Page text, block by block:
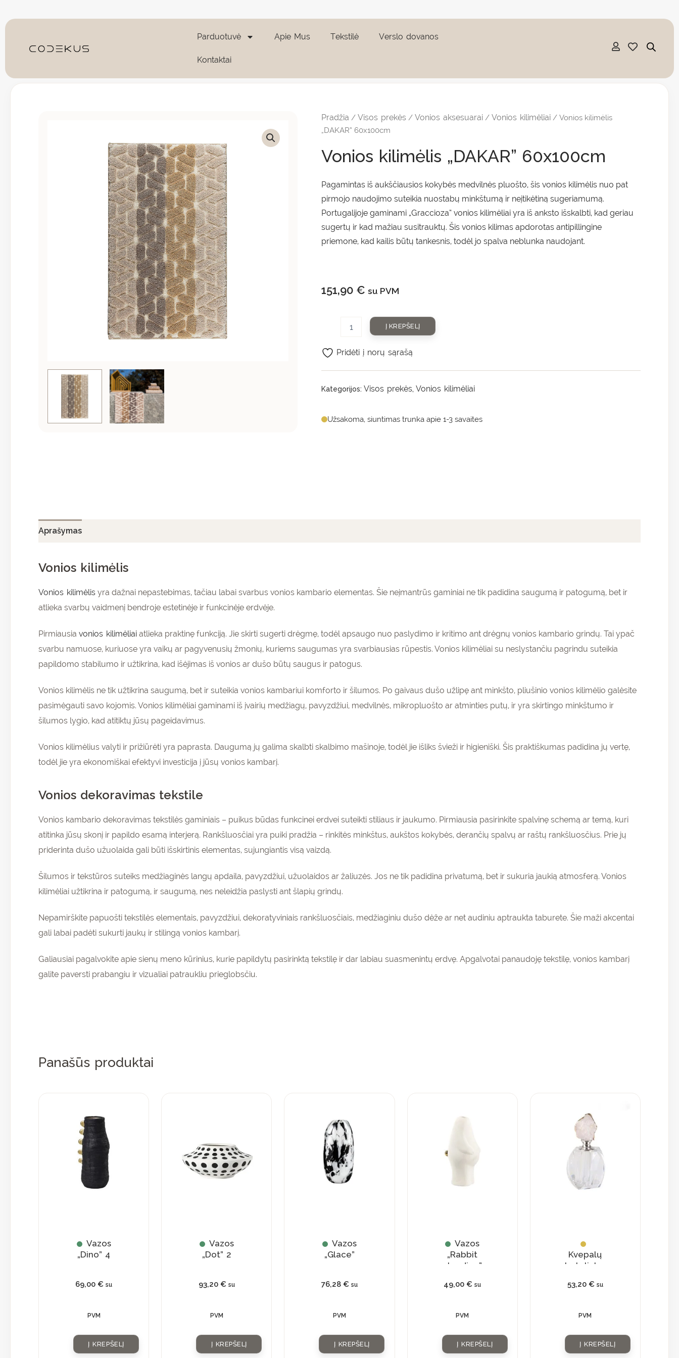
prie
Parduotuvė Apie Mus Tekstilė Verslo dovanos
Kontaktai
Pradžia /Visos prekės /Vonios aksesuarai /Vonios kilimėliai / Vonios kilimėlis
„DAKAR” 60x100cm
Vonios kilimėlis „DAKAR” 60x100cm
Pagamintas iš aukščiausios kokybės medvilnės pluošto, šis vonios kilimėlis nuo pat
pirmojo naudojimo suteikia nuostabų minkštumą ir neįtikėtiną sugeriamumą.
Portugalijoje gaminami „Graccioza“ vonios kilimėliai yra iš anksto išskalbti, kad geriau
sugertų ir kad mažiau susitrauktų. Šis vonios kilimas apdorotas antipillingine
priemone, kad kailis būtų tankesnis, todėl jo spalva neblunka naudojant.
151,90 € su PVM
kilimėlis
"DAKAR"
Į KREPŠELĮ
Kategorijos:Visos prekės,Vonios kilimėliai
Užsakoma, siuntimas trunka apie 1-3 savaites
Pridėti į norų sąrašą
Aprašymas
Vonios kilimėlis
Vonios kilimėlis yra dažnai nepastebimas, tačiau labai svarbus vonios kambario elementas. Šie neįmantrūs gaminiai ne tik padidina saugumą ir patogumą, bet ir
atlieka svarbų vaidmenį bendroje estetinėje ir funkcinėje erdvėje.
Pirmiausia vonios kilimėliai atlieka praktinę funkciją. Jie skirti sugerti drėgmę, todėl apsaugo nuo paslydimo ir kritimo ant drėgnų vonios kambario grindų. Tai ypač
svarbu namuose, kuriuose yra vaikų ar pagyvenusių žmonių, kuriems saugumas yra svarbiausias rūpestis. Vonios kilimėliai su neslystančiu pagrindu suteikia
papildomo stabilumo ir užtikrina, kad išėjimas iš vonios ar dušo būtų saugus ir patogus.
Vonios kilimėlis ne tik užtikrina saugumą, bet ir suteikia vonios kambariui komforto ir šilumos. Po gaivaus dušo užlipę ant minkšto, pliušinio vonios kilimėlio galėsite
pasimėgauti savo kojomis. Vonios kilimėliai gaminami iš įvairių medžiagų, pavyzdžiui, medvilnės, mikropluošto ar atminties putų, ir yra skirtingo minkštumo ir
šilumos lygio, kad atitiktų jūsų pageidavimus.
Vonios kilimėlius valyti ir prižiūrėti yra paprasta. Daugumą jų galima skalbti skalbimo mašinoje, todėl jie išliks švieži ir higieniški. Šis praktiškumas padidina jų vertę,
todėl jie yra ekonomiškai efektyvi investicija į jūsų vonios kambarį.
Vonios dekoravimas tekstile
Vonios kambario dekoravimas tekstilės gaminiais – puikus būdas funkcinei erdvei suteikti stiliaus ir jaukumo. Pirmiausia pasirinkite spalvinę schemą ar temą, kuri
atitinka jūsų skonį ir papildo esamą interjerą. Rankšluosčiai yra puiki pradžia – rinkitės minkštus, aukštos kokybės, derančių spalvų ar raštų rankšluosčius. Prie jų
priderinta dušo užuolaida gali būti išskirtinis elementas, sujungiantis visą vaizdą.
Šilumos ir tekstūros suteiks medžiaginės langų apdaila, pavyzdžiui, užuolaidos ar žaliuzės. Jos ne tik padidina privatumą, bet ir sukuria jaukią atmosferą. Vonios
kilimėliai užtikrina ir patogumą, ir saugumą, nes neleidžia paslysti ant šlapių grindų.
Nepamirškite papuošti tekstilės elementais, pavyzdžiui, dekoratyviniais rankšluosčiais, medžiaginiu dušo dėže ar net audiniu aptraukta taburete. Šie maži akcentai
gali labai padėti sukurti jaukų ir stilingą vonios kambarį.
Galiausiai pagalvokite apie sienų meno kūrinius, kurie papildytų pasirinktą tekstilę ir dar labiau suasmenintų erdvę. Apgalvotai panaudoję tekstilę, vonios kambarį
galite paversti prabangiu ir vizualiai patraukliu prieglobsčiu.
Panašūs produktai
Vazos
„Dino” 4
69,00€ su
PVM
Į KREPŠELĮ
Vazos
„Dot” 2
93,20 € su
PVM
Į KREPŠELĮ
Vazos
„Glace”
76,28 € su
PVM
Į KREPŠELĮ
Vazos
„Rabbit
standing”
49,00€ su
PVM
Į KREPŠELĮ
Kvepalų
buteliukas
natūraliu
53,20 € su
PVM
Į KREPŠELĮ
ir gaukite15%
nuolaidą